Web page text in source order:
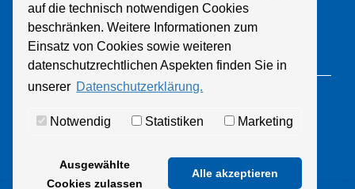
auf die technisch notwendigen Cookies
beschränken. Weitere Informationen zum
Einsatz von Cookies sowie weiteren
datenschutzrechtlichen Aspekten finden Sie in
unserer Datenschutzerklärung.
Notwendig Statistiken Marketing
Ausgewählte
Cookies zulassen
Alle akzeptieren
E-Mail
Mail schreiben